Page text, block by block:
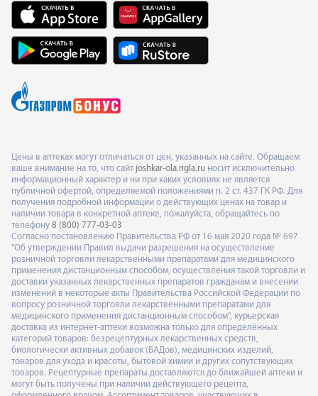
Цены в аптеках могут отличаться от цен, указанных на сайте. Обращаем
ваше внимание на то, что сайт joshkar-ola.rigla.ru носит исключительно
информационный характер и ни при каких условиях не является
публичной офертой, определяемой положениями п. 2 ст. 437 ГК РФ. Для
получения подробной информации о действующих ценах на товар и
наличии товара в конкретной аптеке, пожалуйста, обращайтесь по
телефону 8 (800) 777-03-03
Согласно постановлению Правительства РФ от 16 мая 2020 года № 697
"Об утверждении Правил выдачи разрешения на осуществление
розничной торговли лекарственными препаратами для медицинского
применения дистанционным способом, осуществления такой торговли и
доставки указанных лекарственных препаратов гражданам и внесении
изменений в некоторые акты Правительства Российской Федерации по
вопросу розничной торговли лекарственными препаратами для
медицинского применения дистанционным способом", курьерская
доставка из интернет-аптеки возможна только для определённых
категорий товаров: безрецептурных лекарственных средств,
биологически активных добавок (БАДов), медицинских изделий,
товаров для ухода и красоты, бытовой химии и других сопутствующих
товаров. Рецептурные препараты доставляются до ближайшей аптеки и
могут быть получены при наличии действующего рецепта,